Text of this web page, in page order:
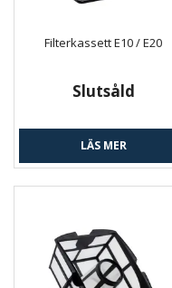
Filterkassett E10 / E20
Slutsåld
LÄS MER